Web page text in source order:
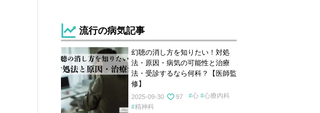
流行の病気記事
幻聴の消し方を知りたい！対処
法・原因・病気の可能性と治療
法・受診するなら何科？【医師監
修】
2025-09-30 97 心
心療内科
精神科